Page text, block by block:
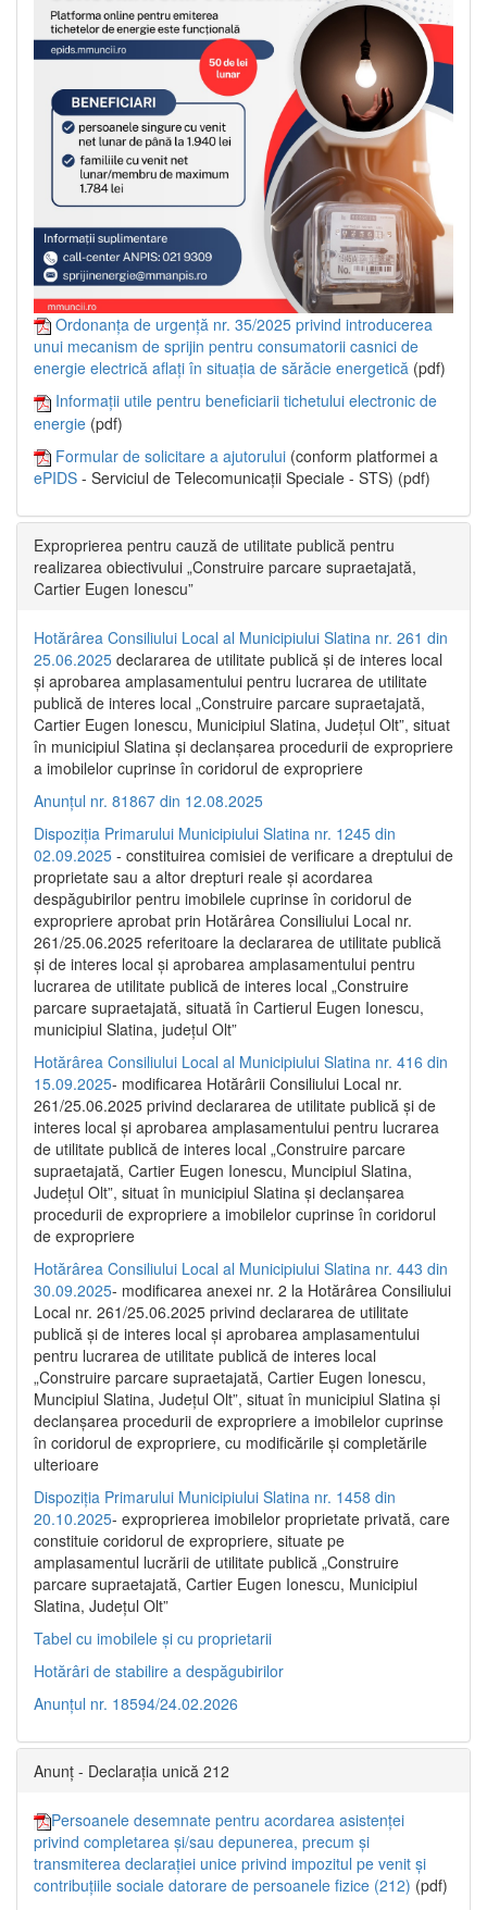
Ordonanța de urgență nr. 35/2025 privind introducerea
unui mecanism de sprijin pentru consumatorii casnici de
energie electrică aflați în situația de sărăcie energetică (pdf)
Informații utile pentru beneficiarii tichetului electronic de
energie (pdf)
Formular de solicitare a ajutorului (conform platformei a
ePIDS - Serviciul de Telecomunicații Speciale - STS) (pdf)
Exproprierea pentru cauză de utilitate publică pentru
realizarea obiectivului „Construire parcare supraetajată,
Cartier Eugen Ionescu”
Hotărârea Consiliului Local al Municipiului Slatina nr. 261 din
25.06.2025 declararea de utilitate publică și de interes local
și aprobarea amplasamentului pentru lucrarea de utilitate
publică de interes local „Construire parcare supraetajată,
Cartier Eugen Ionescu, Municipiul Slatina, Județul Olt”, situat
în municipiul Slatina și declanșarea procedurii de expropriere
a imobilelor cuprinse în coridorul de expropriere
Anunțul nr. 81867 din 12.08.2025
Dispoziția Primarului Municipiului Slatina nr. 1245 din
02.09.2025 - constituirea comisiei de verificare a dreptului de
proprietate sau a altor drepturi reale și acordarea
despăgubirilor pentru imobilele cuprinse în coridorul de
expropriere aprobat prin Hotărârea Consiliului Local nr.
261/25.06.2025 referitoare la declararea de utilitate publică
și de interes local și aprobarea amplasamentului pentru
lucrarea de utilitate publică de interes local „Construire
parcare supraetajată, situată în Cartierul Eugen Ionescu,
municipiul Slatina, județul Olt”
Hotărârea Consiliului Local al Municipiului Slatina nr. 416 din
15.09.2025- modificarea Hotărârii Consiliului Local nr.
261/25.06.2025 privind declararea de utilitate publică și de
interes local și aprobarea amplasamentului pentru lucrarea
de utilitate publică de interes local „Construire parcare
supraetajată, Cartier Eugen Ionescu, Muncipiul Slatina,
Județul Olt”, situat în municipiul Slatina și declanșarea
procedurii de expropriere a imobilelor cuprinse în coridorul
de expropriere
Hotărârea Consiliului Local al Municipiului Slatina nr. 443 din
30.09.2025- modificarea anexei nr. 2 la Hotărârea Consiliului
Local nr. 261/25.06.2025 privind declararea de utilitate
publică şi de interes local şi aprobarea amplasamentului
pentru lucrarea de utilitate publică de interes local
„Construire parcare supraetajată, Cartier Eugen Ionescu,
Muncipiul Slatina, Judeţul Olt”, situat în municipiul Slatina şi
declanşarea procedurii de expropriere a imobilelor cuprinse
în coridorul de expropriere, cu modificările şi completările
ulterioare
Dispoziția Primarului Municipiului Slatina nr. 1458 din
20.10.2025- exproprierea imobilelor proprietate privată, care
constituie coridorul de expropriere, situate pe
amplasamentul lucrării de utilitate publică „Construire
parcare supraetajată, Cartier Eugen Ionescu, Municipiul
Slatina, Județul Olt”
Tabel cu imobilele și cu proprietarii
Hotărâri de stabilire a despăgubirilor
Anunțul nr. 18594/24.02.2026
Anunț - Declarația unică 212
Persoanele desemnate pentru acordarea asistenței
privind completarea și/sau depunerea, precum și
transmiterea declarației unice privind impozitul pe venit și
contribuțiile sociale datorare de persoanele fizice (212) (pdf)